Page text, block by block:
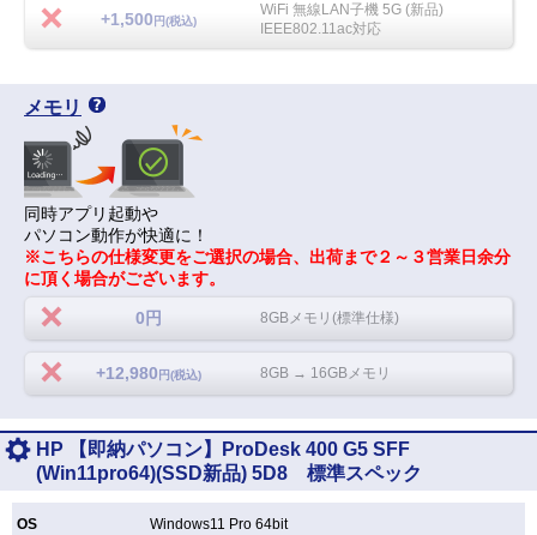
+1,500 円(税込)
WiFi 無線LAN子機 5G (新品)
IEEE802.11ac対応
メモリ
同時アプリ起動や
パソコン動作が快適に！
※こちらの仕様変更をご選択の場合、出荷まで２～３営業日余分
に頂く場合がございます。
0円 8GBメモリ(標準仕様)
+12,980 円(税込) 8GB → 16GBメモリ
HP 【即納パソコン】ProDesk 400 G5 SFF
(Win11pro64)(SSD新品) 5D8 標準スペック
OS Windows11 Pro 64bit